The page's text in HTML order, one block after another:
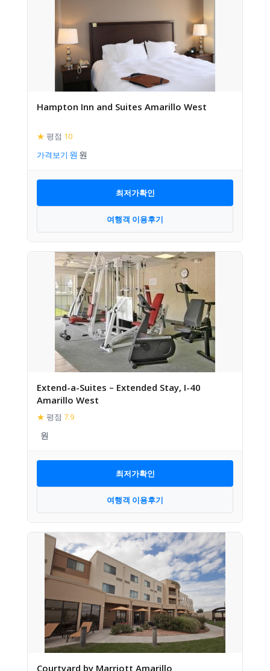
Hampton Inn and Suites Amarillo West
★ 평점 10
가격보기
최저가확인
여행객 이용후기
Extend-a-Suites – Extended Stay, I-40
Amarillo West
★ 평점 7.9
최저가확인
여행객 이용후기
Courtyard by Marriott Amarillo